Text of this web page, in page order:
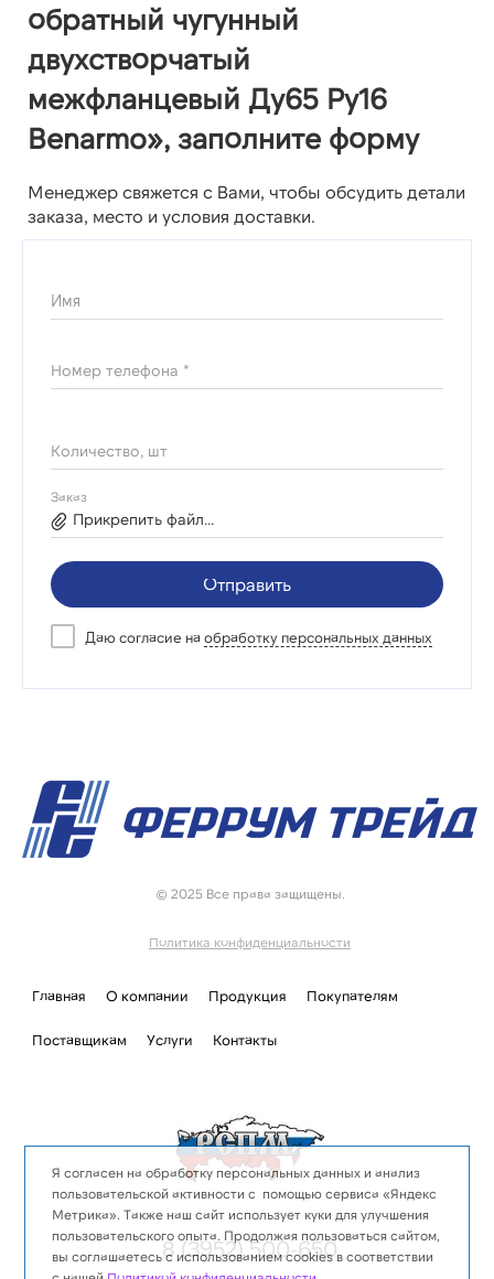
обратный чугунный
двухстворчатый
межфланцевый Ду65 Ру16
Benarmo», заполните форму
Менеджер свяжется с Вами, чтобы обсудить детали
заказа, место и условия доставки.
Имя
Номер телефона *
Количество, шт
Заказ
Прикрепить файл...
Отправить
Даю согласие на обработку персональных данных
© 2025 Все права защищены.
Политика конфиденциальности
Главная О компании Продукция Покупателям
Поставщикам Услуги Контакты
8 (3952) 500-650
Я согласен на обработку персональных данных и анализ
пользовательской активности с помощью сервиса «Яндекс
Метрика». Также наш сайт использует куки для улучшения
пользовательского опыта. Продолжая пользоваться сайтом,
вы соглашаетесь с использованием cookies в соответствии